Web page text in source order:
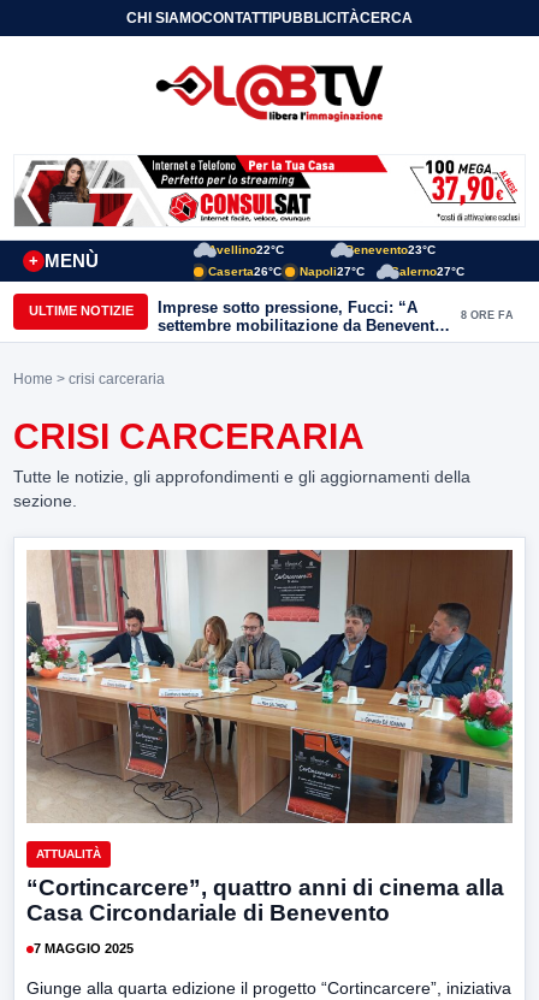
CHI SIAMOCONTATTIPUBBLICITÀCERCA
MENÙ
+
Avellino22°C Benevento23°C
Caserta26°C Napoli27°C Salerno27°C
ULTIME NOTIZIE
Imprese sotto pressione, Fucci: “A
settembre mobilitazione da Benevento
e Avellino”
8 ORE FA
Home > crisi carceraria
CRISI CARCERARIA
Tutte le notizie, gli approfondimenti e gli aggiornamenti della
sezione.
ATTUALITÀ
“Cortincarcere”, quattro anni di cinema alla
Casa Circondariale di Benevento
7 MAGGIO 2025
Giunge alla quarta edizione il progetto “Cortincarcere”, iniziativa